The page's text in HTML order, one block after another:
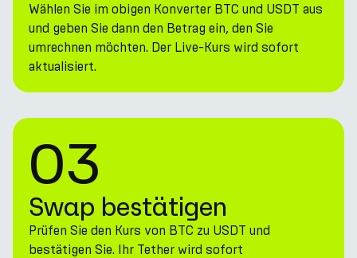
Wählen Sie im obigen Konverter BTC und USDT aus
und geben Sie dann den Betrag ein, den Sie
umrechnen möchten. Der Live-Kurs wird sofort
aktualisiert.
03
Swap bestätigen
Prüfen Sie den Kurs von BTC zu USDT und
bestätigen Sie. Ihr Tether wird sofort